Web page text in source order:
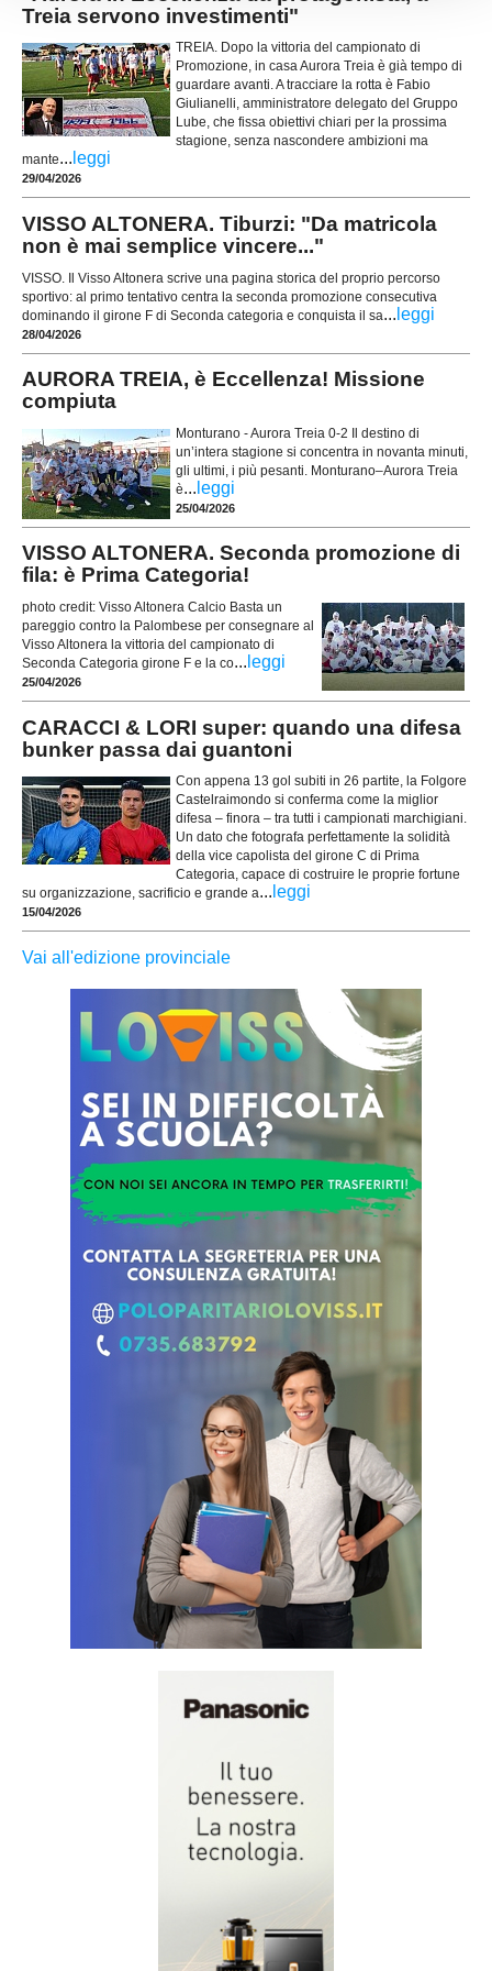
Treia servono investimenti"
TREIA. Dopo la vittoria del campionato di
Promozione, in casa Aurora Treia è già tempo di
guardare avanti. A tracciare la rotta è Fabio
Giulianelli, amministratore delegato del Gruppo
Lube, che fissa obiettivi chiari per la prossima
stagione, senza nascondere ambizioni ma
mante... leggi
29/04/2026
VISSO ALTONERA. Tiburzi: "Da matricola
non è mai semplice vincere..."
VISSO. Il Visso Altonera scrive una pagina storica del proprio percorso
sportivo: al primo tentativo centra la seconda promozione consecutiva
dominando il girone F di Seconda categoria e conquista il sa... leggi
28/04/2026
AURORA TREIA, è Eccellenza! Missione
compiuta
Monturano - Aurora Treia 0-2 Il destino di
un’intera stagione si concentra in novanta minuti,
gli ultimi, i più pesanti. Monturano–Aurora Treia
è... leggi
25/04/2026
VISSO ALTONERA. Seconda promozione di
fila: è Prima Categoria!
photo credit: Visso Altonera Calcio Basta un
pareggio contro la Palombese per consegnare al
Visso Altonera la vittoria del campionato di
Seconda Categoria girone F e la co... leggi
25/04/2026
CARACCI & LORI super: quando una difesa
bunker passa dai guantoni
Con appena 13 gol subiti in 26 partite, la Folgore
Castelraimondo si conferma come la miglior
difesa – finora – tra tutti i campionati marchigiani.
Un dato che fotografa perfettamente la solidità
della vice capolista del girone C di Prima
Categoria, capace di costruire le proprie fortune
su organizzazione, sacrificio e grande a... leggi
15/04/2026
Vai all'edizione provinciale